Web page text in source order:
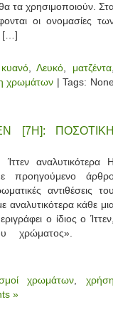
τα χρησιμοποιούν.
οι ονομασίες
[…]
κυανό,Λευκό ματζέντα
χρωμάτων | Tags:
[7Η]:
αναλυτικότερα
αντιθέσεις
αναλυτικότερα κάθε
ο ίδιος ο
του
χρωμάτων ,
»